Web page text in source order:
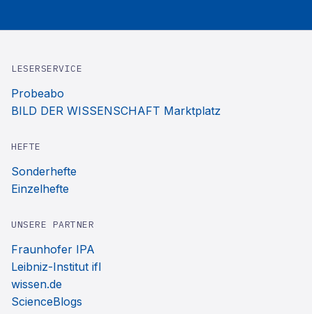
LESERSERVICE
Probeabo
BILD DER WISSENSCHAFT Marktplatz
HEFTE
Sonderhefte
Einzelhefte
UNSERE PARTNER
Fraunhofer IPA
Leibniz-Institut ifl
wissen.de
ScienceBlogs